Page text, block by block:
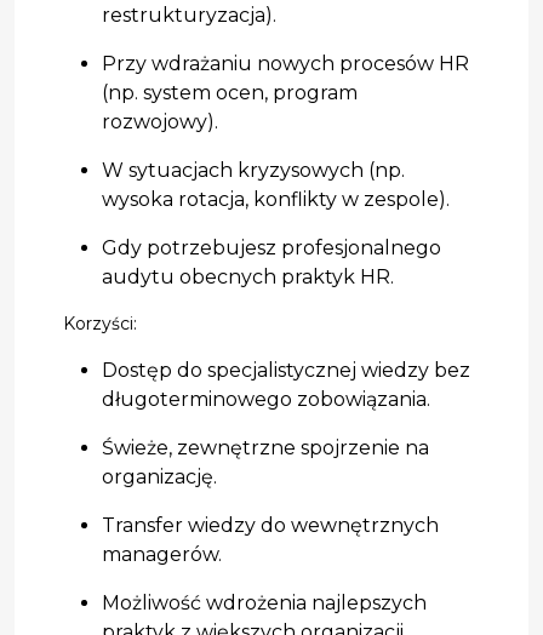
restrukturyzacja).
Przy wdrażaniu nowych procesów HR
(np. system ocen, program
rozwojowy).
W sytuacjach kryzysowych (np.
wysoka rotacja, konflikty w zespole).
Gdy potrzebujesz profesjonalnego
audytu obecnych praktyk HR.
Korzyści:
Dostęp do specjalistycznej wiedzy bez
długoterminowego zobowiązania.
Świeże, zewnętrzne spojrzenie na
organizację.
Transfer wiedzy do wewnętrznych
managerów.
Możliwość wdrożenia najlepszych